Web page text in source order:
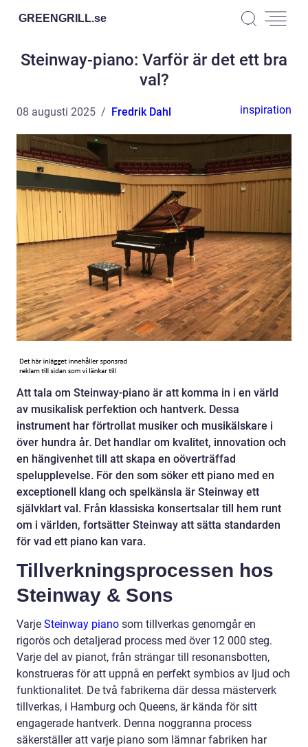
GREENGRILL.se
Steinway-piano: Varför är det ett bra
val?
08 augusti 2025 Fredrik Dahl inspiration
Att tala om Steinway-piano är att komma in i en värld
av musikalisk perfektion och hantverk. Dessa
instrument har förtrollat musiker och musikälskare i
över hundra år. Det handlar om kvalitet, innovation och
en hängivenhet till att skapa en oöverträffad
spelupplevelse. För den som söker ett piano med en
exceptionell klang och spelkänsla är Steinway ett
självklart val. Från klassiska konsertsalar till hem runt
om i världen, fortsätter Steinway att sätta standarden
för vad ett piano kan vara.
Tillverkningsprocessen hos
Steinway & Sons
Varje Steinway piano som tillverkas genomgår en
rigorös och detaljerad process med över 12 000 steg.
Varje del av pianot, från strängar till resonansbotten,
konstrueras för att uppnå en perfekt symbios av ljud och
funktionalitet. De två fabrikerna där dessa mästerverk
tillverkas, i Hamburg och Queens, är kända för sitt
engagerade hantverk. Denna noggranna process
säkerställer att varje piano som lämnar fabriken har